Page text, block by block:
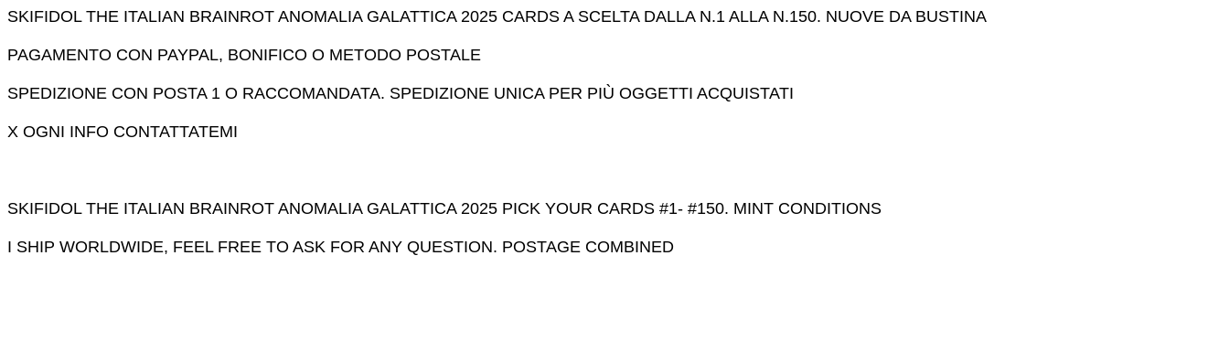
SKIFIDOL THE ITALIAN BRAINROT ANOMALIA GALATTICA 2025 CARDS A SCELTA DALLA N.1 ALLA N.150. NUOVE DA BUSTINA
PAGAMENTO CON PAYPAL, BONIFICO O METODO POSTALE
SPEDIZIONE CON POSTA 1 O RACCOMANDATA. SPEDIZIONE UNICA PER PIÙ OGGETTI ACQUISTATI
X OGNI INFO CONTATTATEMI
SKIFIDOL THE ITALIAN BRAINROT ANOMALIA GALATTICA 2025 PICK YOUR CARDS #1- #150. MINT CONDITIONS
I SHIP WORLDWIDE, FEEL FREE TO ASK FOR ANY QUESTION. POSTAGE COMBINED